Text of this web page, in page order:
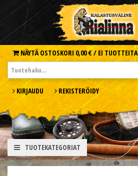
NÄYTÄ OSTOSKORI 0,00 € / EI TUOTTEITA
KIRJAUDU REKISTERÖIDY
TUOTEKATEGORIAT